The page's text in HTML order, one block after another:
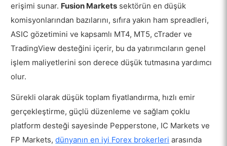
erişimi sunar. Fusion Markets sektörün en düşük
komisyonlarından bazılarını, sıfıra yakın ham spreadleri,
ASIC gözetimini ve kapsamlı MT4, MT5, cTrader ve
TradingView desteğini içerir, bu da yatırımcıların genel
işlem maliyetlerini son derece düşük tutmasına yardımcı
olur.
Sürekli olarak düşük toplam fiyatlandırma, hızlı emir
gerçekleştirme, güçlü düzenleme ve sağlam çoklu
platform desteği sayesinde Pepperstone, IC Markets ve
FP Markets,dünyanın en iyi Forex brokerleri arasında